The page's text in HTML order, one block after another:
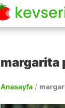
margarita
Anasayfa /